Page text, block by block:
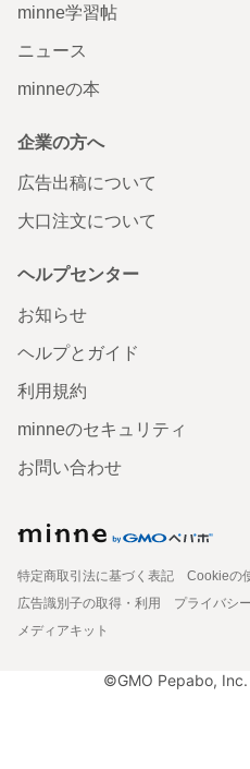
minne学習帖
ニュース
minneの本
企業の方へ
広告出稿について
大口注文について
ヘルプセンター
お知らせ
ヘルプとガイド
利用規約
minneのセキュリティ
お問い合わせ
特定商取引法に基づく表記
Cookieの
広告識別子の取得・利用
プライバシ
メディアキット
©GMO Pepabo,